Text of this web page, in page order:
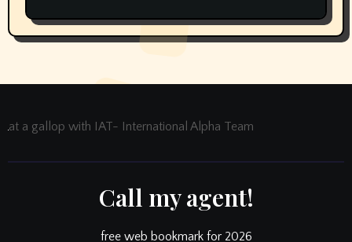
at a gallop with IAT- International Alpha Team
Call my agent!
free web bookmark for 2026